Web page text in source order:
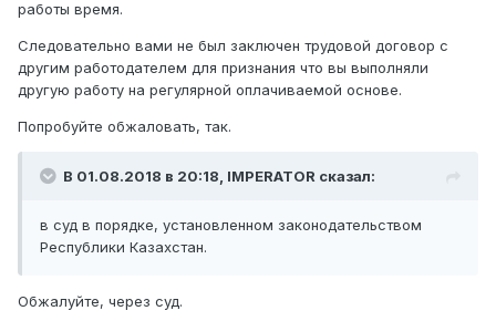
работы время.
Следовательно вами не был заключен трудовой договор с
другим работодателем для признания что вы выполняли
другую работу на регулярной оплачиваемой основе.
Попробуйте обжаловать, так.
В 01.08.2018 в 20:18, IMPERATOR сказал:
в суд в порядке, установленном законодательством
Республики Казахстан.
Обжалуйте, через суд.